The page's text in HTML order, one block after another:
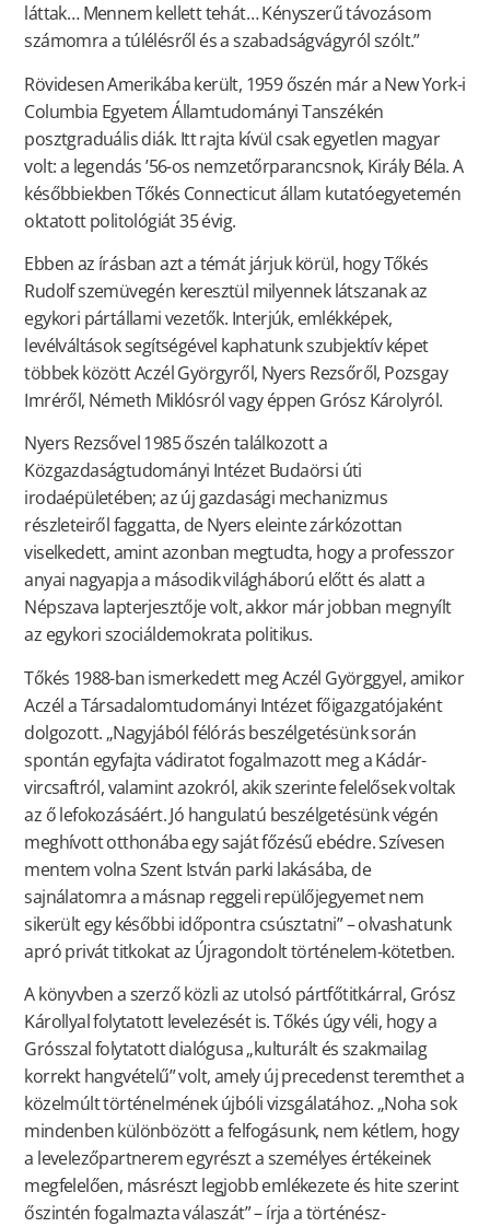
láttak… Mennem kellett tehát… Kényszerű távozásom
számomra a túlélésről és a szabadságvágyról szólt.”
Rövidesen Amerikába került, 1959 őszén már a New York-i
Columbia Egyetem Államtudományi Tanszékén
posztgraduális diák. Itt rajta kívül csak egyetlen magyar
volt: a legendás ’56-os nemzetőrparancsnok, Király Béla. A
későbbiekben Tőkés Connecticut állam kutatóegyetemén
oktatott politológiát 35 évig.
Ebben az írásban azt a témát járjuk körül, hogy Tőkés
Rudolf szemüvegén keresztül milyennek látszanak az
egykori pártállami vezetők. Interjúk, emlékképek,
levélváltások segítségével kaphatunk szubjektív képet
többek között Aczél Györgyről, Nyers Rezsőről, Pozsgay
Imréről, Németh Miklósról vagy éppen Grósz Károlyról.
Nyers Rezsővel 1985 őszén találkozott a
Közgazdaságtudományi Intézet Budaörsi úti
irodaépületében; az új gazdasági mechanizmus
részleteiről faggatta, de Nyers eleinte zárkózottan
viselkedett, amint azonban megtudta, hogy a professzor
anyai nagyapja a második világháború előtt és alatt a
Népszava lapterjesztője volt, akkor már jobban megnyílt
az egykori szociáldemokrata politikus.
Tőkés 1988-ban ismerkedett meg Aczél Györggyel, amikor
Aczél a Társadalomtudományi Intézet főigazgatójaként
dolgozott. „Nagyjából félórás beszélgetésünk során
spontán egyfajta vádiratot fogalmazott meg a Kádár-
vircsaftról, valamint azokról, akik szerinte felelősek voltak
az ő lefokozásáért. Jó hangulatú beszélgetésünk végén
meghívott otthonába egy saját főzésű ebédre. Szívesen
mentem volna Szent István parki lakásába, de
sajnálatomra a másnap reggeli repülőjegyemet nem
sikerült egy későbbi időpontra csúsztatni” – olvashatunk
apró privát titkokat az Újragondolt történelem-kötetben.
A könyvben a szerző közli az utolsó pártfőtitkárral, Grósz
Károllyal folytatott levelezését is. Tőkés úgy véli, hogy a
Grósszal folytatott dialógusa „kulturált és szakmailag
korrekt hangvételű” volt, amely új precedenst teremthet a
közelmúlt történelmének újbóli vizsgálatához. „Noha sok
mindenben különbözött a felfogásunk, nem kétlem, hogy
a levelezőpartnerem egyrészt a személyes értékeinek
megfelelően, másrészt legjobb emlékezete és hite szerint
őszintén fogalmazta válaszát” – írja a történész-